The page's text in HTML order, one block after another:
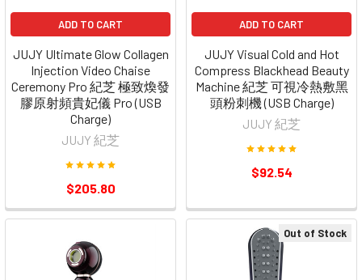
Out of Stock
ADD TO CART
JUJY Ultimate Glow Collagen
Injection Video Chaise
Ceremony Pro 紀芝 極致煥發
膠原射頻貴妃儀 Pro (USB
Charge)
JUJY 紀芝
$205.80
ADD TO CART
JUJY Visual Cold and Hot
Compress Blackhead Beauty
Machine 紀芝 可視冷熱敷黑
頭粉刺機 (USB Charge)
JUJY 紀芝
$92.54